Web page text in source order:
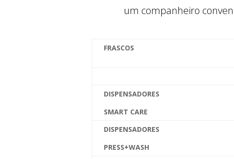
um companheiro
FRASCOS
DISPENSADORES
SMART CARE
DISPENSADORES
PRESS+WASH